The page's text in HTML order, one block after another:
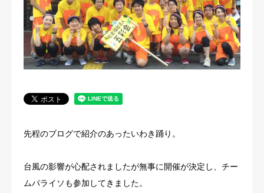
先程のブログで紹介のあったいわき踊り。
台風の影響が心配されましたが無事に開催が決定し、チー
ムパライソも参加してきました。
スタッフ紹介
法人概要